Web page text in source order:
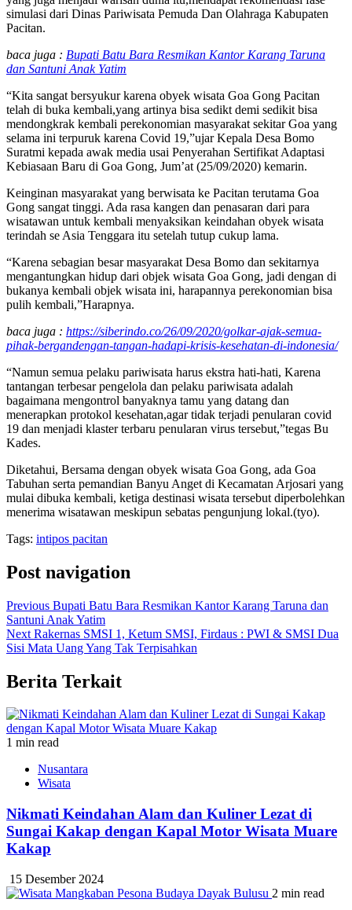
simulasi dari Dinas Pariwisata Pemuda Dan Olahraga Kabupaten
Pacitan.
baca juga : Bupati Batu Bara Resmikan Kantor Karang Taruna
dan Santuni Anak Yatim
“Kita sangat bersyukur karena obyek wisata Goa Gong Pacitan
telah di buka kembali,yang artinya bisa sedikt demi sedikit bisa
mendongkrak kembali perekonomian masyarakat sekitar Goa yang
selama ini terpuruk karena Covid 19,”ujar Kepala Desa Bomo
Suratmi kepada awak media usai Penyerahan Sertifikat Adaptasi
Kebiasaan Baru di Goa Gong, Jum’at (25/09/2020) kemarin.
Keinginan masyarakat yang berwisata ke Pacitan terutama Goa
Gong sangat tinggi. Ada rasa kangen dan penasaran dari para
wisatawan untuk kembali menyaksikan keindahan obyek wisata
terindah se Asia Tenggara itu setelah tutup cukup lama.
“Karena sebagian besar masyarakat Desa Bomo dan sekitarnya
mengantungkan hidup dari objek wisata Goa Gong, jadi dengan di
bukanya kembali objek wisata ini, harapannya perekonomian bisa
pulih kembali,”Harapnya.
baca juga : https://siberindo.co/26/09/2020/golkar-ajak-semua-
pihak-bergandengan-tangan-hadapi-krisis-kesehatan-di-indonesia/
“Namun semua pelaku pariwisata harus ekstra hati-hati, Karena
tantangan terbesar pengelola dan pelaku pariwisata adalah
bagaimana mengontrol banyaknya tamu yang datang dan
menerapkan protokol kesehatan,agar tidak terjadi penularan covid
19 dan menjadi klaster terbaru penularan virus tersebut,”tegas Bu
Kades.
Diketahui, Bersama dengan obyek wisata Goa Gong, ada Goa
Tabuhan serta pemandian Banyu Anget di Kecamatan Arjosari yang
mulai dibuka kembali, ketiga destinasi wisata tersebut diperbolehkan
menerima wisatawan meskipun sebatas pengunjung lokal.(tyo).
Tags: intipos pacitan
Post navigation
Previous Bupati Batu Bara Resmikan Kantor Karang Taruna dan
Santuni Anak Yatim
Next Rakernas SMSI 1, Ketum SMSI, Firdaus : PWI & SMSI Dua
Sisi Mata Uang Yang Tak Terpisahkan
Berita Terkait
1 min read
Nusantara
Wisata
Nikmati Keindahan Alam dan Kuliner Lezat di
Sungai Kakap dengan Kapal Motor Wisata Muare
Kakap
15 Desember 2024
2 min read